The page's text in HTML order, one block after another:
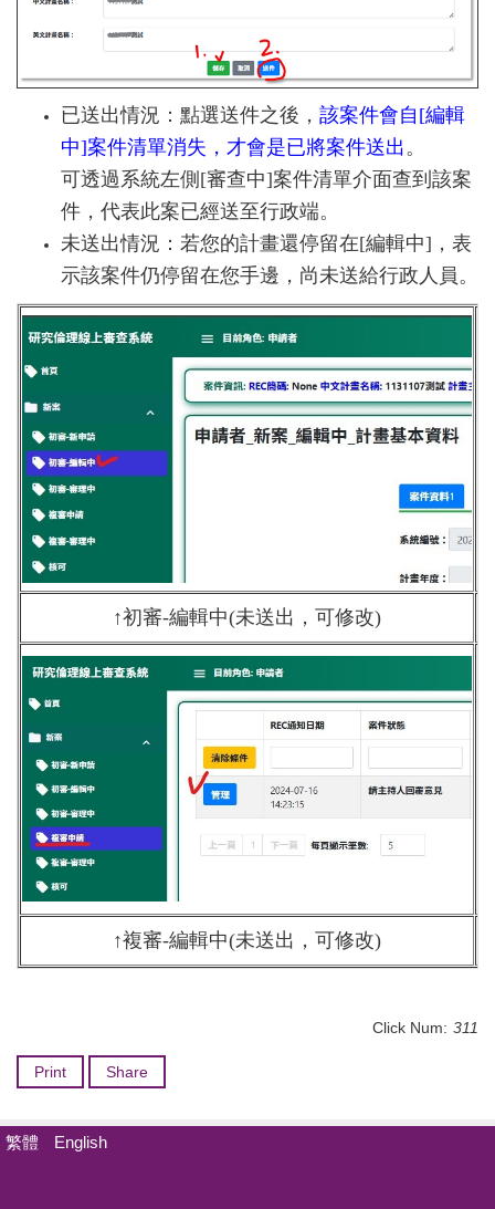
已送出情況：點選送件之後， 該案件會自[編輯
中]案件清單消失，才會是已將案件送出 。
可透過系統左側[審查中]案件清單介面查到該案
件，代表此案已經送至行政端。
未送出情況：若您的計畫還停留在[編輯中]，表
示該案件仍停留在您手邊，尚未送給行政人員。
↑初審-編輯中(未送出，可修改)
↑複審-編輯中(未送出，可修改)
Click Num: 311
Print Share
繁體 English